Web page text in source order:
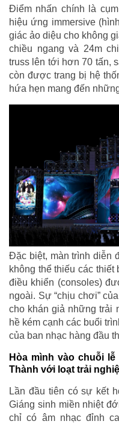
Điểm nhấn chính là
hiệu ứng immersive
giác ảo diệu cho không
chiều ngang và 24m
truss lên tới hơn 70 tấn,
còn được trang bị hệ
hứa hẹn mang đến
Đặc biệt, màn trình diễn
không thể thiếu các thiết
điều khiển (consoles)
ngoài. Sự “chịu chơi”
cho khán giả những trải
hề kém cạnh các buổi
của ban nhạc hàng đầu
Hòa mình vào chuỗi
Thành với loạt trải
Lần đầu tiên có sự kết
Giáng sinh miền nhiệt
chỉ có âm nhạc đỉnh